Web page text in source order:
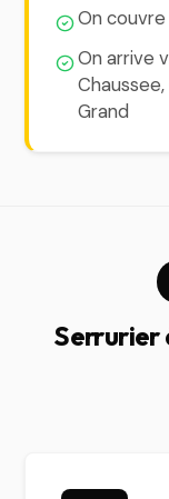
On
On arrive
Grand
Serrurier